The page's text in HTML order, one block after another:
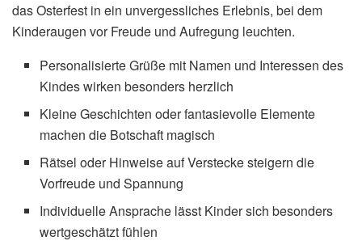
das Osterfest in ein unvergessliches Erlebnis, bei dem
Kinderaugen vor Freude und Aufregung leuchten.
Personalisierte Grüße mit Namen und Interessen des
Kindes wirken besonders herzlich
Kleine Geschichten oder fantasievolle Elemente
machen die Botschaft magisch
Rätsel oder Hinweise auf Verstecke steigern die
Vorfreude und Spannung
Individuelle Ansprache lässt Kinder sich besonders
wertgeschätzt fühlen